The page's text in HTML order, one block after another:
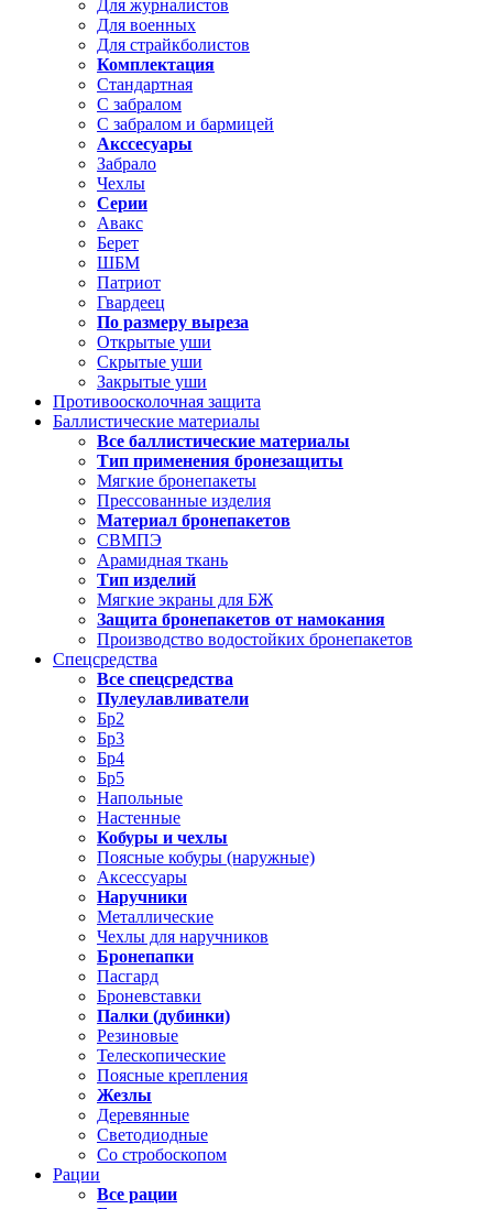
Для журналистов
Для военных
Для страйкболистов
Комплектация
Стандартная
С забралом
С забралом и бармицей
Акссесуары
Забрало
Чехлы
Серии
Авакс
Берет
ШБМ
Патриот
Гвардеец
По размеру выреза
Открытые уши
Скрытые уши
Закрытые уши
Противоосколочная защита
Баллистические материалы
Все баллистические материалы
Тип применения бронезащиты
Мягкие бронепакеты
Прессованные изделия
Материал бронепакетов
СВМПЭ
Арамидная ткань
Тип изделий
Мягкие экраны для БЖ
Защита бронепакетов от намокания
Производство водостойких бронепакетов
Спецсредства
Все спецсредства
Пулеулавливатели
Бр2
Бр3
Бр4
Бр5
Напольные
Настенные
Кобуры и чехлы
Поясные кобуры (наружные)
Аксессуары
Наручники
Металлические
Чехлы для наручников
Бронепапки
Пасгард
Броневставки
Палки (дубинки)
Резиновые
Телескопические
Поясные крепления
Жезлы
Деревянные
Светодиодные
Со стробоскопом
Рации
Все рации